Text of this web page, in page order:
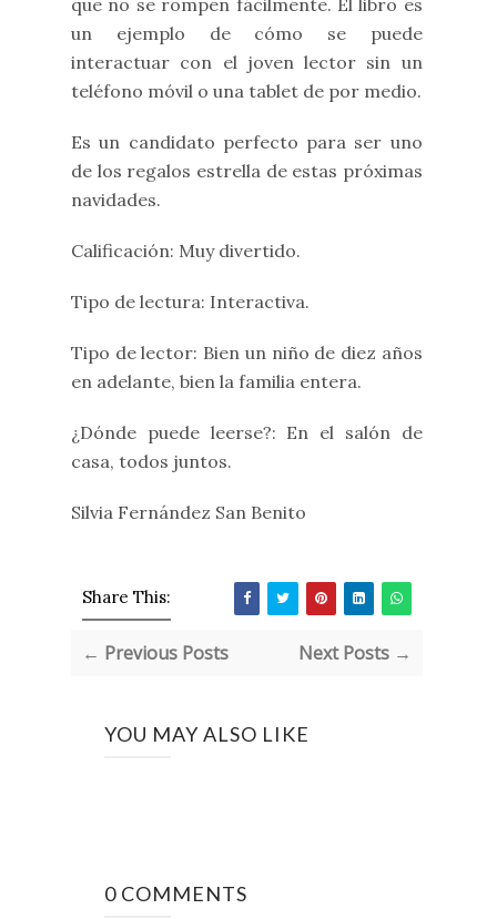
un ejemplo de cómo se puede
interactuar con el joven lector sin un
teléfono móvil o una tablet de por medio.
Es un candidato perfecto para ser uno
de los regalos estrella de estas próximas
navidades.
Calificación: Muy divertido.
Tipo de lectura: Interactiva.
Tipo de lector: Bien un niño de diez años
en adelante, bien la familia entera.
¿Dónde puede leerse?: En el salón de
casa, todos juntos.
Silvia Fernández San Benito
Share This:
← Previous Posts Next Posts →
YOU MAY ALSO LIKE
0 COMMENTS